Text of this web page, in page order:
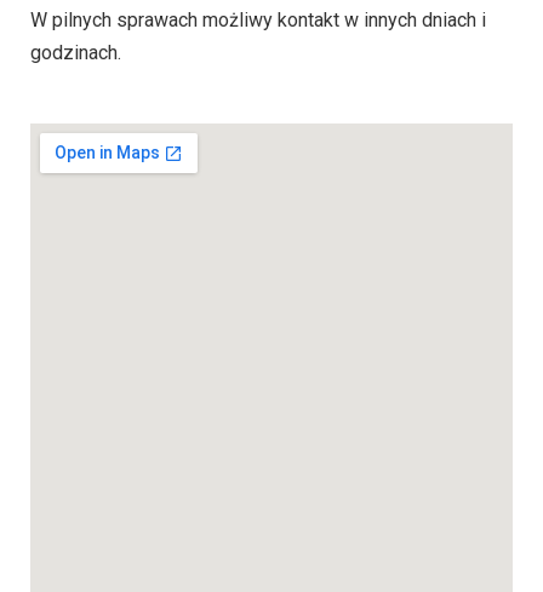
W pilnych sprawach możliwy kontakt w innych dniach i
godzinach.